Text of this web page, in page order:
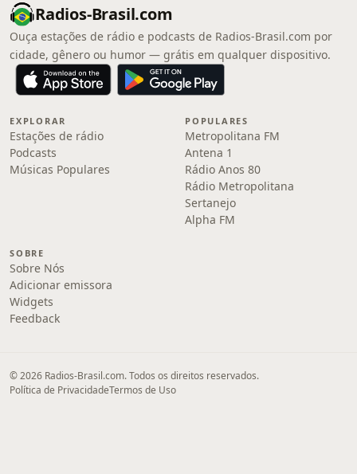
Radios-Brasil.com
Ouça estações de rádio e podcasts de Radios-Brasil.com por
cidade, gênero ou humor — grátis em qualquer dispositivo.
EXPLORAR
Estações de rádio
Podcasts
Músicas Populares
POPULARES
Metropolitana FM
Antena 1
Rádio Anos 80
Rádio Metropolitana
Sertanejo
Alpha FM
SOBRE
Sobre Nós
Adicionar emissora
Widgets
Feedback
© 2026 Radios-Brasil.com. Todos os direitos reservados.
Política de PrivacidadeTermos de Uso